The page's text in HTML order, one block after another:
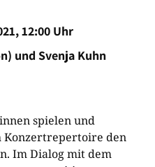
12:00 Uhr
und Svenja Kuhn
spielen und
Konzertrepertoire den
Im Dialog mit dem